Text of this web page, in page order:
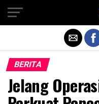
BERITA
Jelang
Exit